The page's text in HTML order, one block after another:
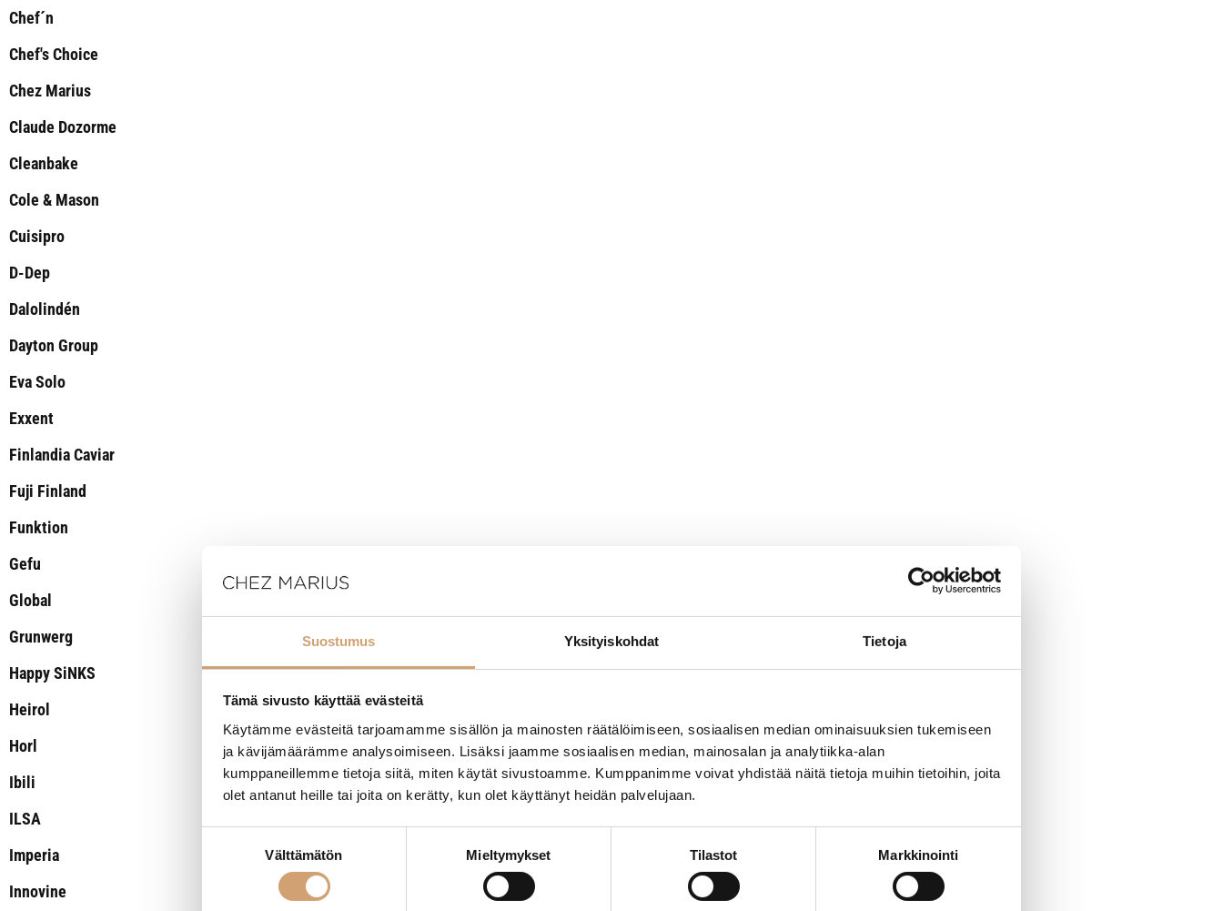
Suostumus Yksityiskohdat Tietoja
Tämä sivusto käyttää evästeitä
Käytämme evästeitä tarjoamamme sisällön ja mainosten räätälöimiseen, sosiaalisen median ominaisuuksien tukemiseen
ja kävijämäärämme analysoimiseen. Lisäksi jaamme sosiaalisen median, mainosalan ja analytiikka-alan
kumppaneillemme tietoja siitä, miten käytät sivustoamme. Kumppanimme voivat yhdistää näitä tietoja muihin tietoihin, joita
olet antanut heille tai joita on kerätty, kun olet käyttänyt heidän palvelujaan.
Välttämätön Mieltymykset Tilastot Markkinointi
Chef´n
Chef's Choice
Chez Marius
Claude Dozorme
Cleanbake
Cole & Mason
Cuisipro
D-Dep
Dalolindén
Dayton Group
Eva Solo
Exxent
Finlandia Caviar
Fuji Finland
Funktion
Gefu
Global
Grunwerg
Happy SiNKS
Heirol
Horl
Ibili
ILSA
Imperia
Innovine